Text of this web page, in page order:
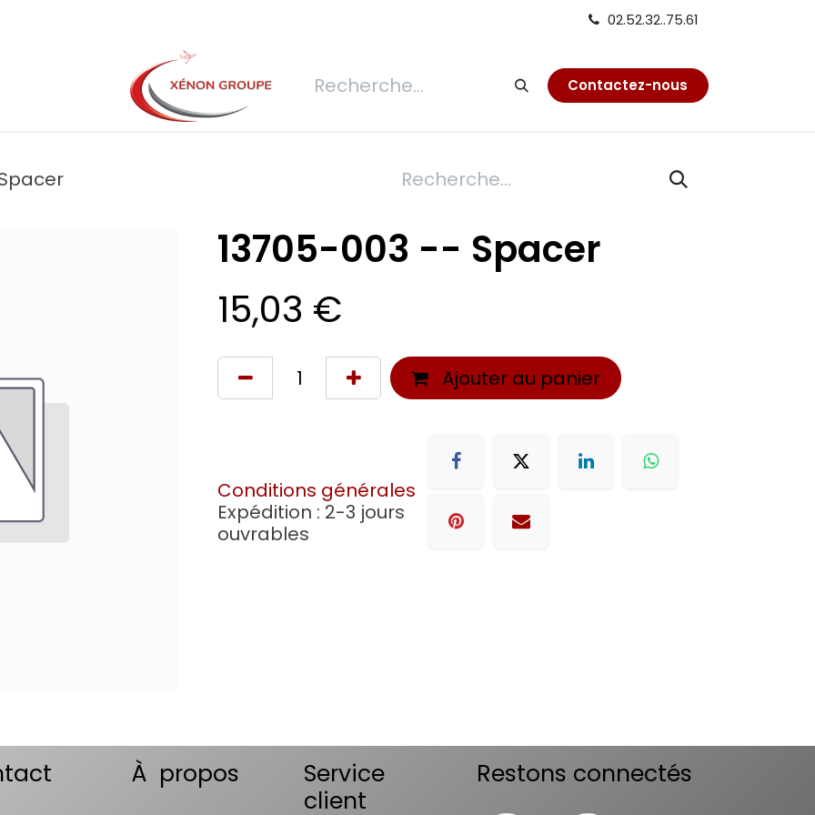
02.52.32..75.61
Demande de devis Connexion Réfection Contactez-nous
13705-003 -- Spacer
15,03 €
Ajouter au panier
Conditions générales
Expédition : 2-3 jours
ouvrables
À propos
Service
client
Restons connectés